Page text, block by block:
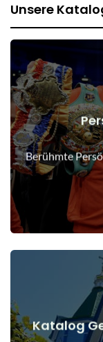
Unsere
Berühmte
Katalog